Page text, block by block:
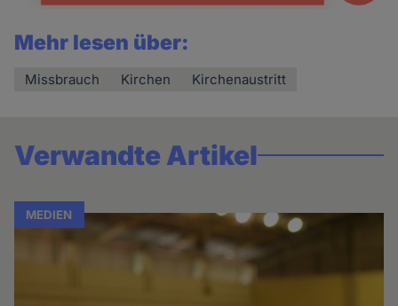
Mehr lesen über:
Missbrauch Kirchen Kirchenaustritt
Verwandte Artikel
MEDIEN